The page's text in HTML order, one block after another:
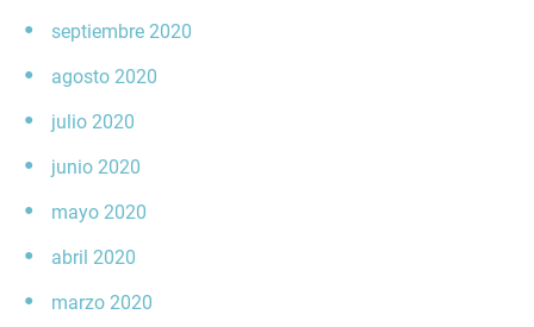
septiembre 2020
agosto 2020
julio 2020
junio 2020
mayo 2020
abril 2020
marzo 2020